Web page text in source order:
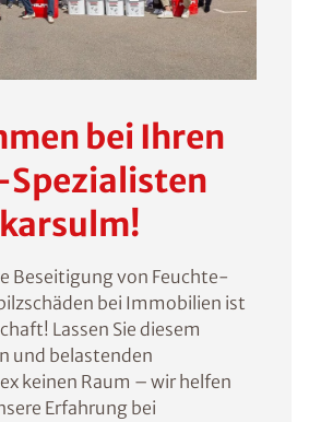
bei Ihren
Spezialisten
Beseitigung von Feuchte-
bei Immobilien ist
Lassen Sie diesem
und belastenden
keinen Raum – wir helfen
Erfahrung bei